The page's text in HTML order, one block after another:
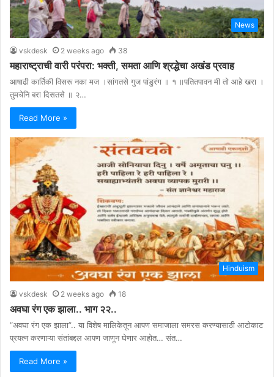
News
vskdesk 2 weeks ago 38
महाराष्ट्राची वारी परंपरा: भक्ती, समता आणि श्रद्धेचा अखंड प्रवाह
आषाढी कार्तिकी विसरू नका मज ।सांगतसे गुज पांडुरंग ॥ १ ॥पतितपावन मी तो आहे खरा ।
तुमचेनि बरा दिसतसे ॥ २…
Read More »
Hinduism
vskdesk 2 weeks ago 18
अवघा रंग एक झाला.. भाग २२..
“अवघा रंग एक झाला”.. या विशेष मालिकेतून आपण समाजाला समरस करण्यासाठी आटोकाट
प्रयत्न करणाऱ्या संतांबद्दल आपण जाणून घेणार आहोत… संत…
Read More »